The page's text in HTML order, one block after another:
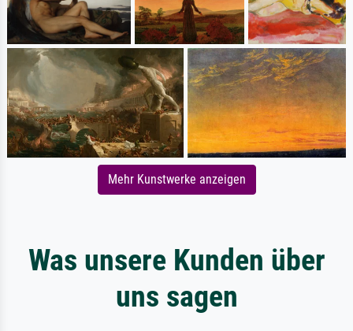
Mehr Kunstwerke anzeigen
Was unsere Kunden über
uns sagen